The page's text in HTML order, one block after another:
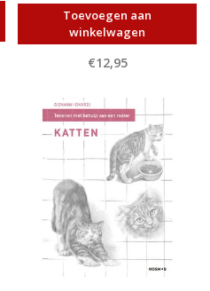
Goldman
Toevoegen aan
winkelwagen
€12,95